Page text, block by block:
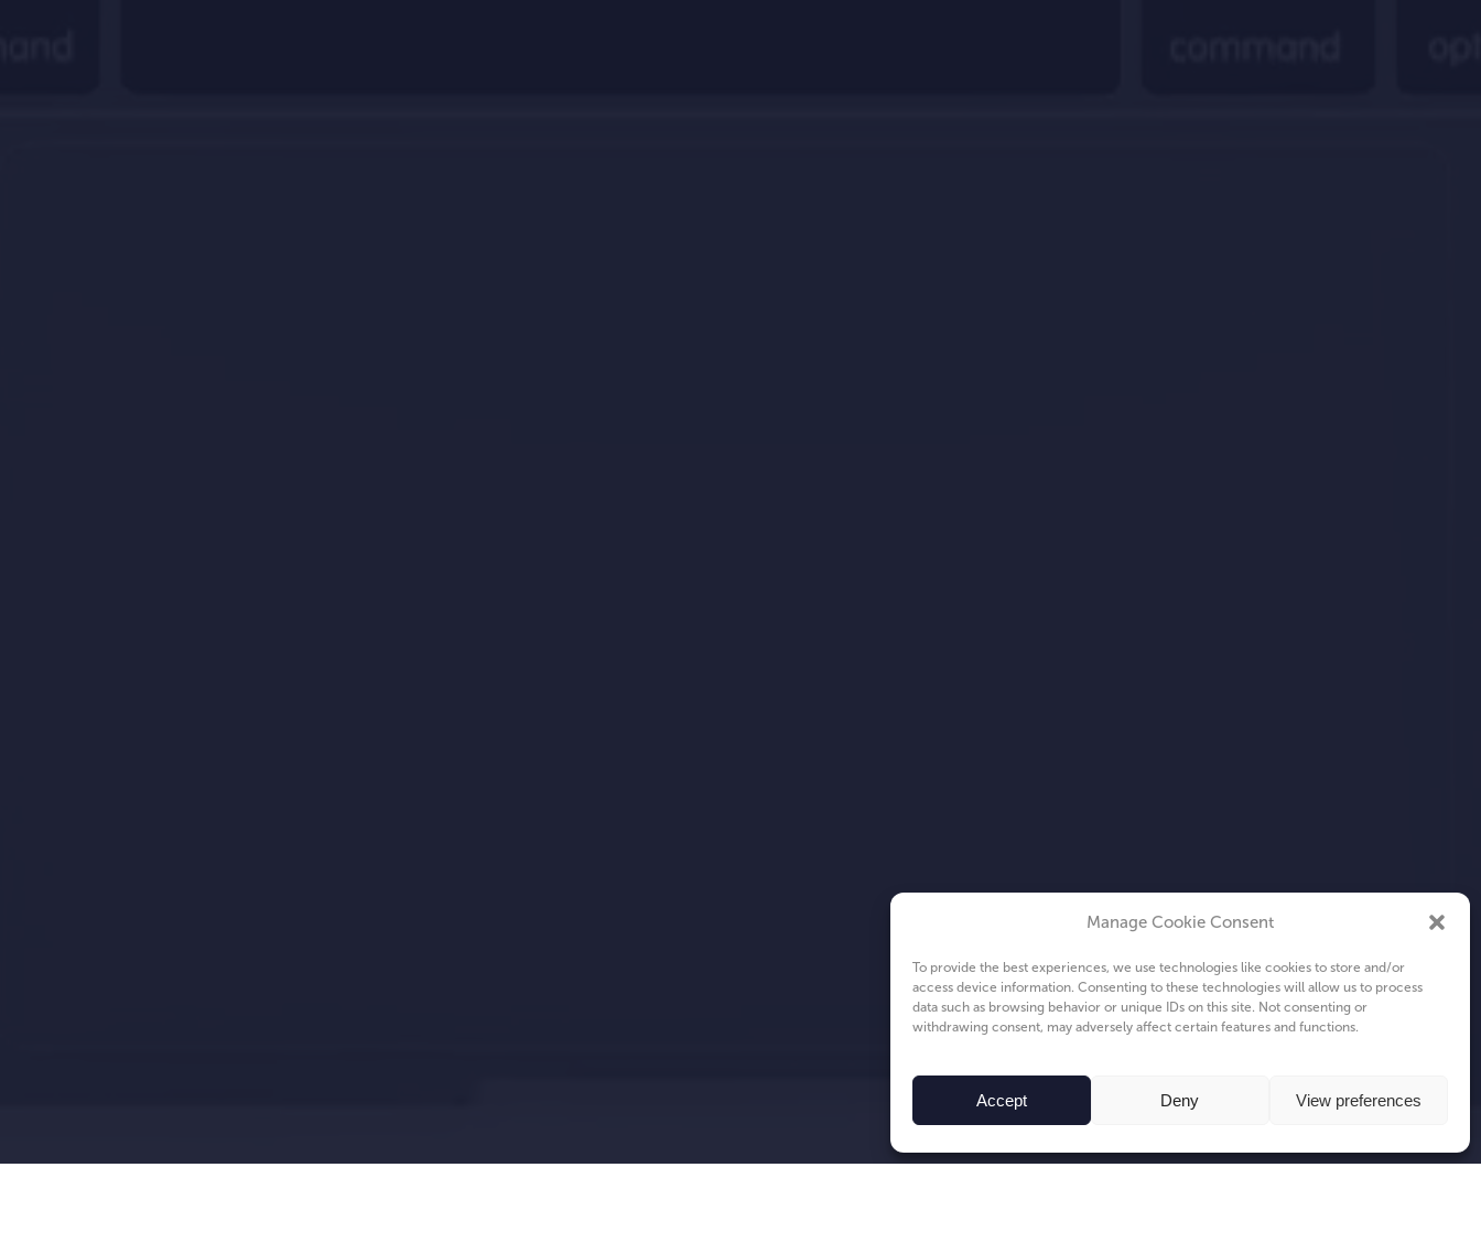
Manage Cookie Consent
To provide the best experiences, we use technologies like cookies to store and/or
access device information. Consenting to these technologies will allow us to process
data such as browsing behavior or unique IDs on this site. Not consenting or
withdrawing consent, may adversely affect certain features and functions.
Accept Deny View preferences